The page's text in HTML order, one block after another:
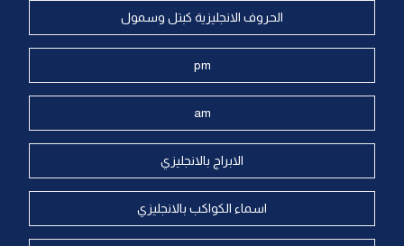
الحروف الانجليزية كبتل وسمول
pm
am
الابراج بالانجليزي
اسماء الكواكب بالانجليزي